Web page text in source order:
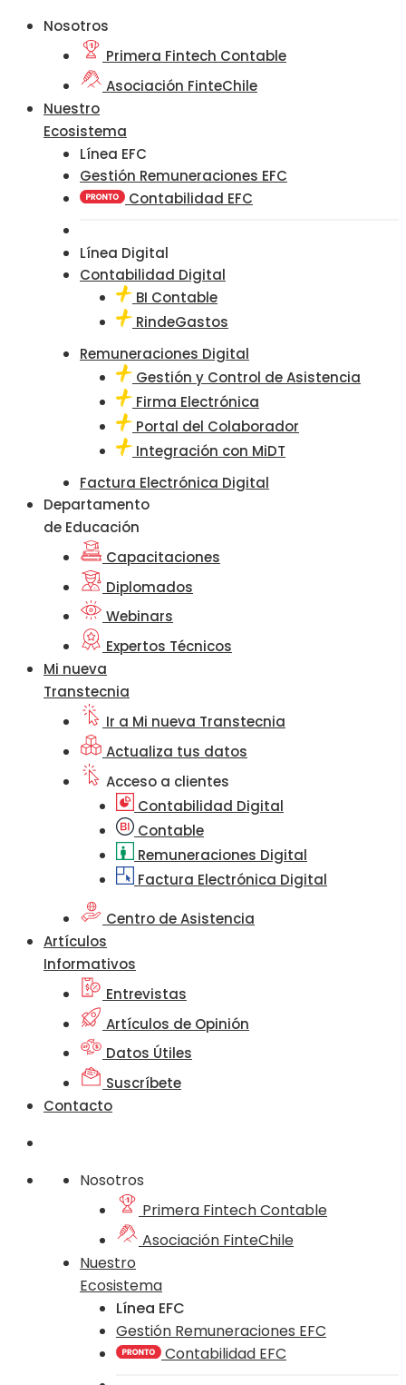
Nosotros
Primera Fintech Contable
Asociación FinteChile
Nuestro
Ecosistema
Línea EFC
Gestión Remuneraciones EFC
Contabilidad EFC
Línea Digital
Contabilidad Digital
BI Contable
RindeGastos
Remuneraciones Digital
Gestión y Control de Asistencia
Firma Electrónica
Portal del Colaborador
Integración con MiDT
Factura Electrónica Digital
Departamento
de Educación
Capacitaciones
Diplomados
Webinars
Expertos Técnicos
Mi nueva
Transtecnia
Ir a Mi nueva Transtecnia
Actualiza tus datos
Acceso a clientes
Contabilidad Digital
Contable
Remuneraciones Digital
Factura Electrónica Digital
Centro de Asistencia
Artículos
Informativos
Entrevistas
Artículos de Opinión
Datos Útiles
Suscríbete
Contacto
Nosotros
Primera Fintech Contable
Asociación FinteChile
Nuestro
Ecosistema
Línea EFC
Gestión Remuneraciones EFC
Contabilidad EFC